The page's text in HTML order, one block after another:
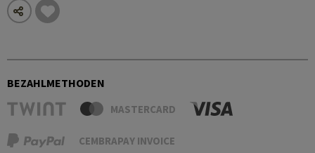
BEZAHLMETHODEN
MASTERCARD
CEMBRAPAY INVOICE